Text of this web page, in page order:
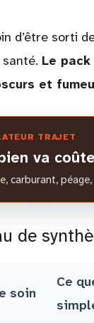
d’être sorti
Le
et
TRAJET
va
carburant,
de
soin
Ce